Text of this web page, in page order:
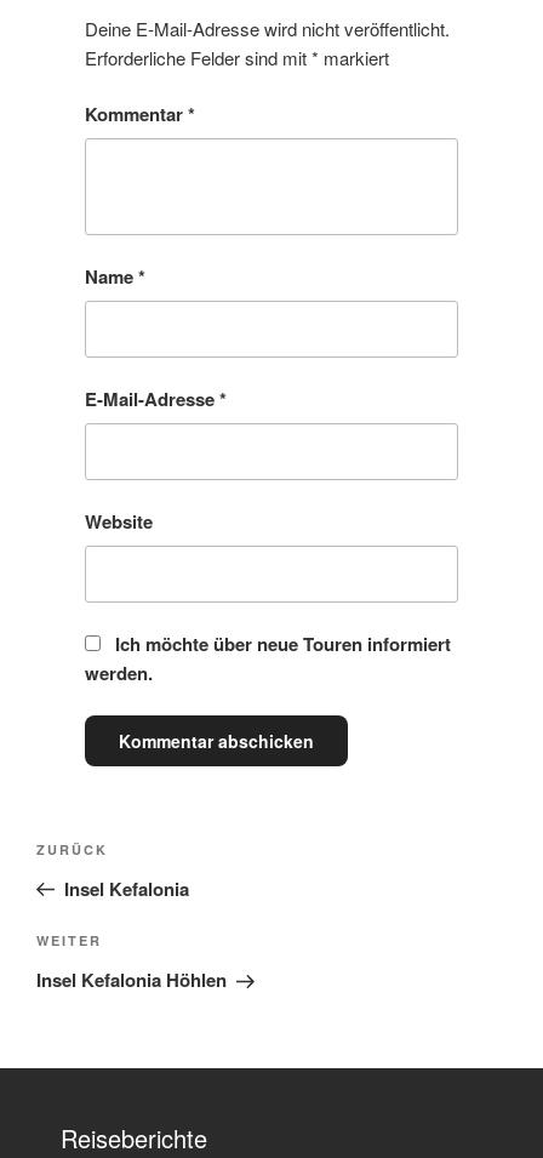
Deine E-Mail-Adresse wird nicht veröffentlicht.
Erforderliche Felder sind mit* markiert
Kommentar*
Name*
E-Mail-Adresse*
Website
Ich möchte über neue Touren informiert
werden.
Beitragsnavigation
Vorheriger
Beitrag
ZURÜCK
Insel Kefalonia
Nächster
Beitrag
WEITER
Insel Kefalonia Höhlen
Reiseberichte